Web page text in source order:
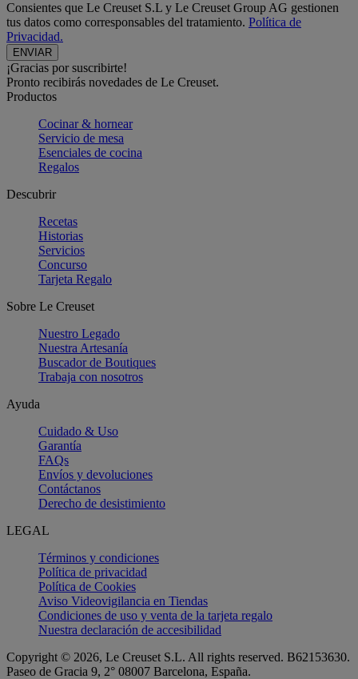
Consientes que Le Creuset S.L y Le Creuset Group AG gestionen
tus datos como corresponsables del tratamiento. Política de
Privacidad.
¡Gracias por suscribirte!
Pronto recibirás novedades de Le Creuset.
Productos
Cocinar & hornear
Servicio de mesa
Esenciales de cocina
Regalos
Descubrir
Recetas
Historias
Servicios
Concurso
Tarjeta Regalo
Sobre Le Creuset
Nuestro Legado
Nuestra Artesanía
Buscador de Boutiques
Trabaja con nosotros
Ayuda
Cuidado & Uso
Garantía
FAQs
Envíos y devoluciones
Contáctanos
Derecho de desistimiento
LEGAL
Términos y condiciones
Política de privacidad
Política de Cookies
Aviso Videovigilancia en Tiendas
Condiciones de uso y venta de la tarjeta regalo
Nuestra declaración de accesibilidad
Copyright © 2026, Le Creuset S.L. All rights reserved. B62153630.
Paseo de Gracia 9, 2° 08007 Barcelona, España.